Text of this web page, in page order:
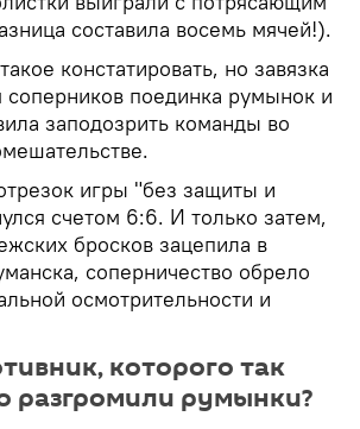
составила восемь мячей!).
констатировать, но завязка
поединка румынок и
заподозрить команды во
игры "без защиты и
счетом 6:6. И только затем,
бросков зацепила в
соперничество обрело
осмотрительности и
которого так
разгромили румынки?